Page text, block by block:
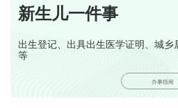
新生儿一件事
出生登记、出具出生医学证明、城
等
办事指南